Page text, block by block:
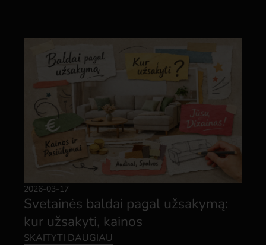
2026-03-17
Svetainės baldai pagal užsakymą:
kur užsakyti, kainos
SKAITYTI DAUGIAU